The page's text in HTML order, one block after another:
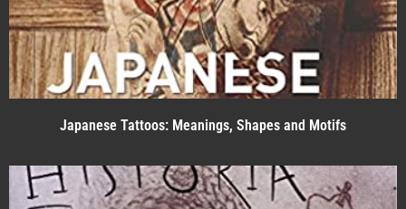
Japanese Tattoos: Meanings, Shapes and Motifs